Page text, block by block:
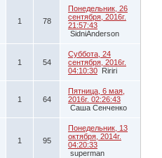
1 78
Понедельник, 26
сентября, 2016г.
21:57:43
SidniAnderson
1 54
Суббота, 24
сентября, 2016г.
04:10:30 Ririri
1 64
Пятница, 6 мая,
2016г. 02:26:43
Саша Сенченко
1 95
Понедельник, 13
октября, 2014г.
04:20:33
superman